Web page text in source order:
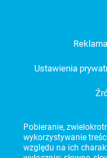
Reklama
Ustawienia
Pobieranie,
wykorzystywanie
względu na ich